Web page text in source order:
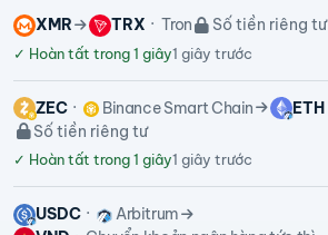
XMR TRX Tron Số tiền riêng tư
✓ Hoàn tất trong 1 giây1 giây trước
ZEC Binance Smart Chain ETH
Số tiền riêng tư
✓ Hoàn tất trong 1 giây1 giây trước
USDC
Arbitrum